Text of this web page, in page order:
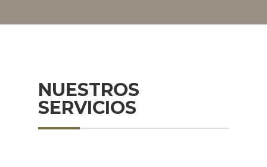
NUESTROS
SERVICIOS